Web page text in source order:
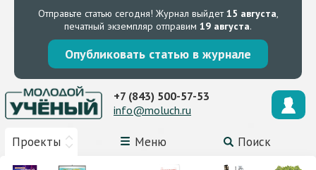
Отправьте статью сегодня! Журнал выйдет15 августа,
печатный экземпляр отправим 19 августа.
Опубликовать статью в журнале
Проекты Меню Поиск
+7 (843) 500-57-53
info@moluch.ru